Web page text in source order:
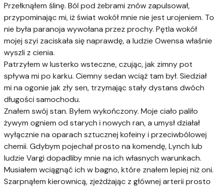
Przełknąłem ślinę. Ból pod żebrami znów zapulsował,
przypominając mi, iż świat wokół mnie nie jest urojeniem. To
nie była paranoja wywołana przez prochy. Pętla wokół
mojej szyi zaciskała się naprawdę, a ludzie Owensa właśnie
wyszli z cienia.
Patrzyłem w lusterko wsteczne, czując, jak zimny pot
spływa mi po karku. Ciemny sedan wciąż tam był. Siedział
mi na ogonie jak zły sen, trzymając stały dystans dwóch
długości samochodu.
Znałem swój stan. Byłem wykończony. Moje ciało paliło
żywym ogniem od starych i nowych ran, a umysł działał
wyłącznie na oparach sztucznej kofeiny i przeciwbólowej
chemii. Gdybym pojechał prosto na komendę, Lynch lub
ludzie Vargi dopadliby mnie na ich własnych warunkach.
Musiałem wciągnąć ich w bagno, które znałem lepiej niż oni.
Szarpnąłem kierownicą, zjeżdżając z głównej arterii prosto